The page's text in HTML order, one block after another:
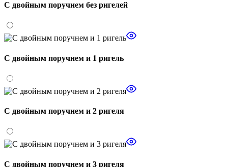
С двойным поручнем без ригелей
С двойным поручнем и 1 ригель
С двойным поручнем и 2 ригеля
С двойным поручнем и 3 ригеля